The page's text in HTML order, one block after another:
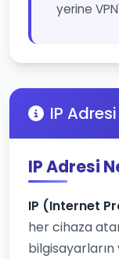
yerine
IP
IP Adresi
IP (Internet
her cihaza